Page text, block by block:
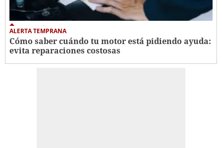
ALERTA TEMPRANA
Cómo saber cuándo tu motor está pidiendo ayuda:
evita reparaciones costosas